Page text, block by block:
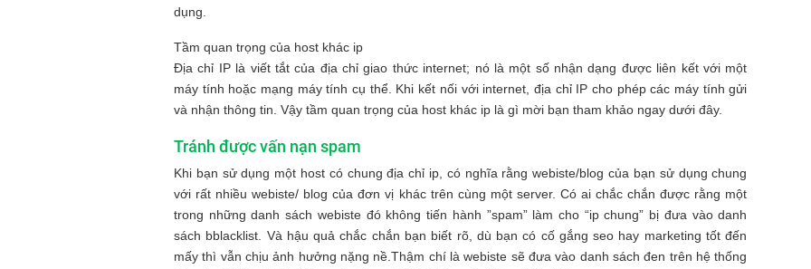
dụng.
Tầm quan trọng của host khác ip
Địa chỉ IP là viết tắt của địa chỉ giao thức internet; nó là một số nhận dạng được liên kết với một
máy tính hoặc mạng máy tính cụ thể. Khi kết nối với internet, địa chỉ IP cho phép các máy tính gửi
và nhận thông tin. Vậy tầm quan trọng của host khác ip là gì mời bạn tham khảo ngay dưới đây.
Tránh được vấn nạn spam
Khi bạn sử dụng một host có chung địa chỉ ip, có nghĩa rằng webiste/blog của bạn sử dụng chung
với rất nhiều webiste/ blog của đơn vị khác trên cùng một server. Có ai chắc chắn được rằng một
trong những danh sách webiste đó không tiến hành ”spam” làm cho “ip chung” bị đưa vào danh
sách bblacklist. Và hậu quả chắc chắn bạn biết rõ, dù bạn có cố gắng seo hay marketing tốt đến
mấy thì vẫn chịu ảnh hưởng nặng nề.Thậm chí là webiste sẽ đưa vào danh sách đen trên hệ thống